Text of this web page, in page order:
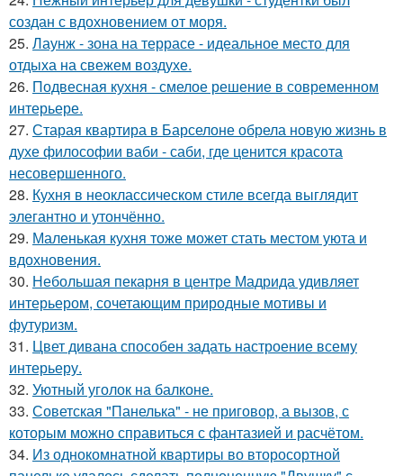
создан с вдохновением от моря.
25. Лаунж - зона на террасе - идеальное место для
отдыха на свежем воздухе.
26. Подвесная кухня - смелое решение в современном
интерьере.
27. Старая квартира в Барселоне обрела новую жизнь в
духе философии ваби - саби, где ценится красота
несовершенного.
28. Кухня в неоклассическом стиле всегда выглядит
элегантно и утончённо.
29. Маленькая кухня тоже может стать местом уюта и
вдохновения.
30. Небольшая пекарня в центре Мадрида удивляет
интерьером, сочетающим природные мотивы и
футуризм.
31. Цвет дивана способен задать настроение всему
интерьеру.
32. Уютный уголок на балконе.
33. Советская "Панелька" - не приговор, а вызов, с
которым можно справиться с фантазией и расчётом.
34. Из однокомнатной квартиры во второсортной